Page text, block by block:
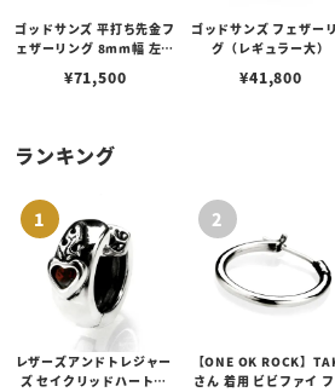
ゴッドサンズ 平打ち先金フ
ェザーリング 8mm幅 左向
¥71,500
ゴッドサンズ フェザー
グ（レギュラー大）
¥41,800
ランキング
レザーズアンドトレジャー
ズ セイクリッドハートピ
【ONE OK ROCK】
さん 着用 ビビファイ